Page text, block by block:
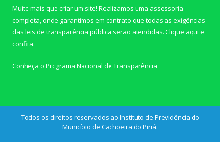
Muito mais que criar um site! Realizamos uma assessoria
completa, onde garantimos em contrato que todas as exigências
das leis de transparência pública serão atendidas. Clique aqui e
confira.
Conheça o Programa Nacional de Transparência
Todos os direitos reservados ao Instituto de Previdência do
Município de Cachoeira do Piriá.